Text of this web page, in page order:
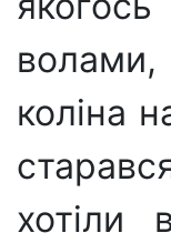
волами,
коліна
хотіли